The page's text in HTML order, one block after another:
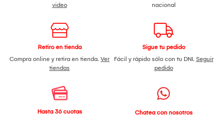
video
nacional
Retiro en tienda
Compra online y retira en tienda. Ver
tiendas
Sigue tu pedido
Fácil y rápido sólo con tu DNI. Seguir
pedido
Hasta 36 cuotas
Chatea con nosotros